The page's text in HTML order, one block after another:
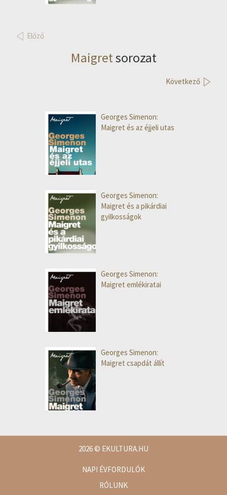
Előző
Maigretsorozat
Következő
Georges Simenon:
Maigret és az éjjeli utas
Georges Simenon:
Maigret és a pikárdiai
gyilkosságok
Georges Simenon:
Maigret emlékiratai
Georges Simenon:
Maigret csapdát állít
2026© EKULTURA.HU
NAPI ÉVFORDULÓK
RÓLUNK